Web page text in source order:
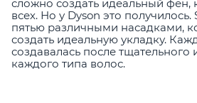
сложно создать идеальный фен,
всех. Но у Dyson это
пятью различными насадками,
создать идеальную укладку.
создавалась после тщательного
каждого типа волос.